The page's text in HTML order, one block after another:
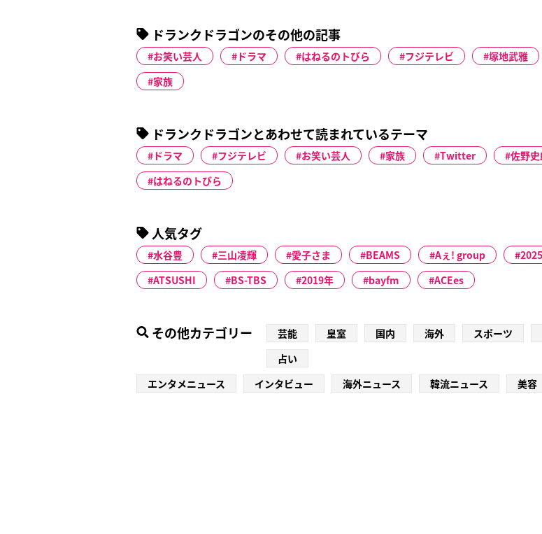
が副所長として研究所に持ち込まれる“バカ売れ候補商品”
ちがコンビで売れ
ドランクドラゴンのその他の記事
お笑い芸人 ドラマ はねるのトびら フジテレビ 塚地武雅
家族
ドランクドラゴンとあわせて読まれているテーマ
ドラマ フジテレビ お笑い芸人 家族 Twitter 佐野
はねるのトびら
人気タグ
水谷豊 三山凌輝 愛子さま BEAMS Aぇ! group
ATSUSHI
BS-TBS 2019年 bayfm ACEes
その他カテゴリー 芸能 皇室 国内 海外 スポーツ
占い
エンタメニュース
インタビュー 海外ニュース 韓流ニュース 美容